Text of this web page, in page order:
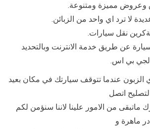
وعروض مميزة ومتنوعة.
لا ترد اي واحد من الزبائن.
نقل سيارات.
عن طريق خدمة الانترنت وبالتحديد
بي اس.
الزبون عندما تتوقف سيارتك في مكان بعيد
اتصل
ماتبقى من الامور علينا لاننا سنؤمن لكم
ماهرة و